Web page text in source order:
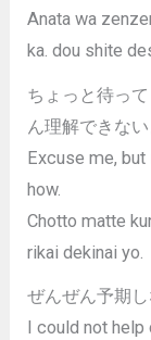
Anata wa
ka. dou shite
ちょっと待っ
ん理解できない
Excuse me, but
how.
Chotto matte
rikai dekinai yo.
ぜんぜん予期
I could not